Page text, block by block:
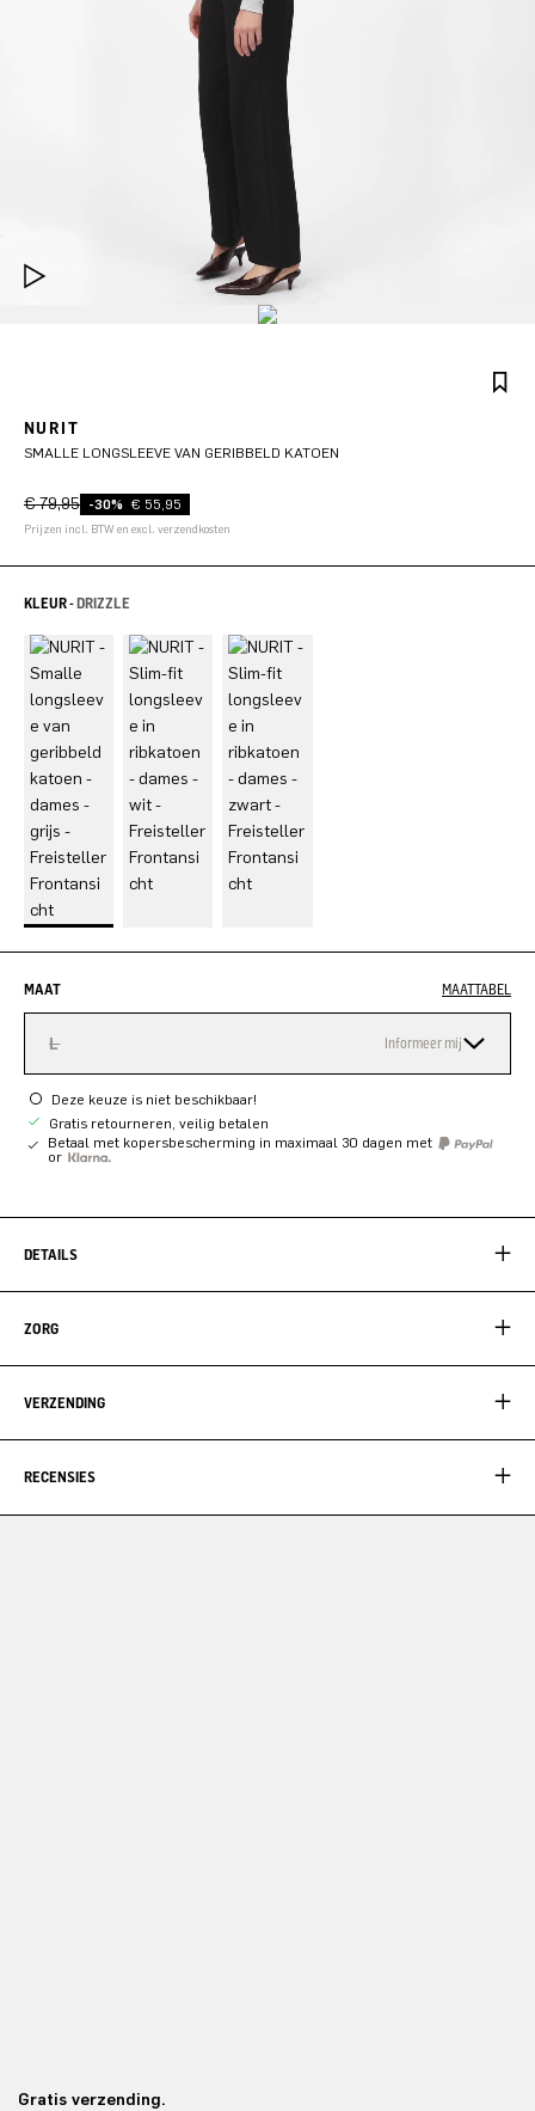
NURIT
SMALLE LONGSLEEVE VAN GERIBBELD KATOEN
€ 79,95 -30% € 55,95
Prijzen incl. BTW en excl. verzendkosten
KLEUR -DRIZZLE
MAAT MAATTABEL
L Informeer mij
Deze keuze is niet beschikbaar!
Gratis retourneren, veilig betalen
Betaal met kopersbescherming in maximaal 30 dagen met
or
DETAILS
ZORG
VERZENDING
RECENSIES
Gratis verzending.